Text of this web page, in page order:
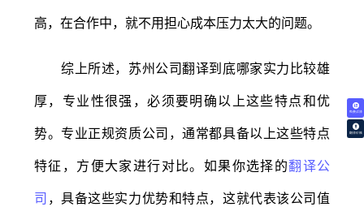
免费试译
翻译价格
高，在合作中，就不用担心成本压力太大的问题。
综上所述，苏州公司翻译到底哪家实力比较雄
厚，专业性很强，必须要明确以上这些特点和优
势。专业正规资质公司，通常都具备以上这些特点
特征，方便大家进行对比。如果你选择的翻译公
司 ，具备这些实力优势和特点，这就代表该公司值